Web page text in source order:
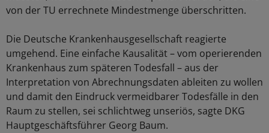
von der TU errechnete Mindestmenge überschritten.
Die Deutsche Krankenhausgesellschaft reagierte
umgehend. Eine einfache Kausalität – vom operierenden
Krankenhaus zum späteren Todesfall – aus der
Interpretation von Abrechnungsdaten ableiten zu wollen
und damit den Eindruck vermeidbarer Todesfälle in den
Raum zu stellen, sei schlichtweg unseriös, sagte DKG
Hauptgeschäftsführer Georg Baum.